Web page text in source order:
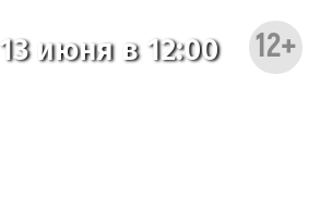
13 июня в 12:00 12+